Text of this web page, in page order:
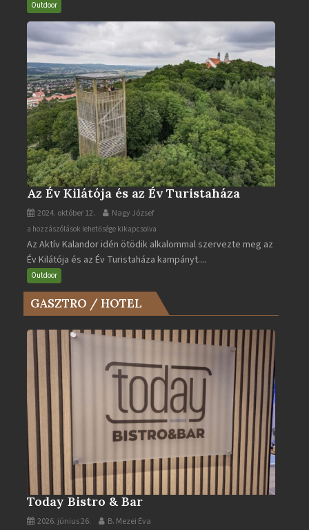
turistaútjai
Outdoor
Az Év Kilátója és az Év Turistaháza
2024. október 12. Nagy József
Az
Év
Kilátója
és
Év
bejegyzéshez
a hozzászólások lehetősége kikapcsolva
Az Aktív Kalandor idén ötödik alkalommal szervezte meg az
Év Kilátója és az Év Turistaháza kampányt....
Outdoor
GASZTRO / HOTEL
Today Bistro & Bar
2026. június 26. B. Mezei Éva